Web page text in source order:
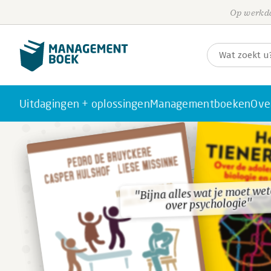
Op
Uitdagingen + oplossingenManagementboeken
"Bijna alles wat je moet
over psychologie"
"Bijna alles wat je moet
over psychologie"